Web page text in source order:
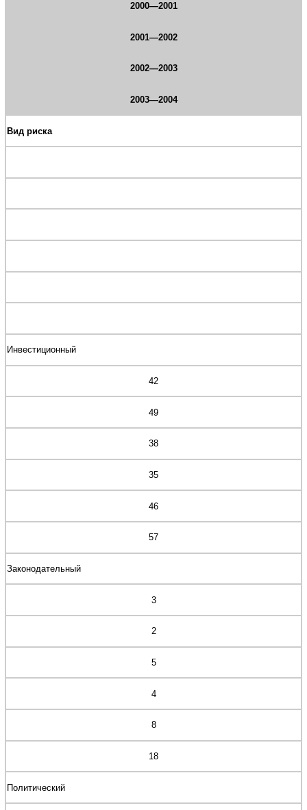
2000—2001
2001—2002
2002—2003
2003—2004
Вид риска
Инвестиционный
42
49
38
35
46
57
Законодательный
3
2
5
4
8
18
Политический